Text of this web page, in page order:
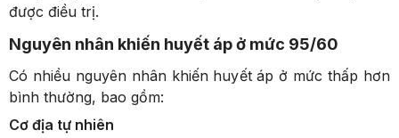
được điều trị.
Nguyên nhân khiến huyết áp ở mức 95/60
Có nhiều nguyên nhân khiến huyết áp ở mức thấp hơn
bình thường, bao gồm:
Cơ địa tự nhiên